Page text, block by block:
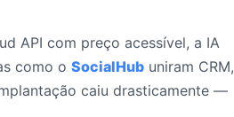
API com preço acessível, a IA
como o SocialHub uniram CRM,
caiu drasticamente —